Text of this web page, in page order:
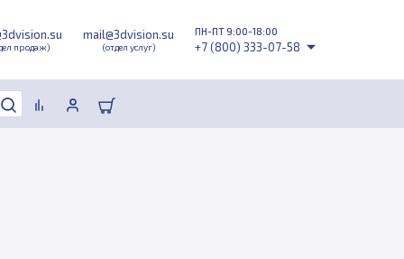
продаж)
mail@3dvision.su
(отдел услуг)
ПН-ПТ 9:00-18:00
+7 (800) 333-07-58